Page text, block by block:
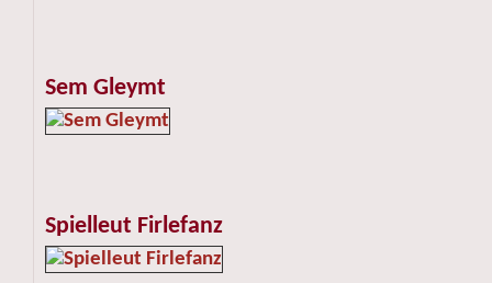
Sem Gleymt
Spielleut Firlefanz